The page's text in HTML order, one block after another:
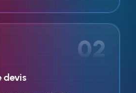
02
devis